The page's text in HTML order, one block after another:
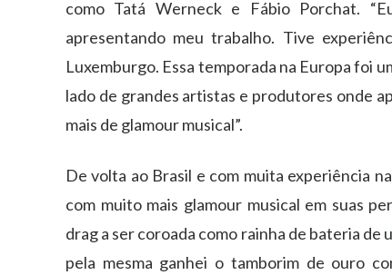
como Tatá Werneck e Fábio Porchat.
apresentando meu trabalho. Tive
Luxemburgo. Essa temporada na Europa foi
lado de grandes artistas e produtores onde
mais de glamour musical”.
De volta ao Brasil e com muita experiência
com muito mais glamour musical em suas
drag a ser coroada como rainha de bateria de
pela mesma ganhei o tamborim de ouro